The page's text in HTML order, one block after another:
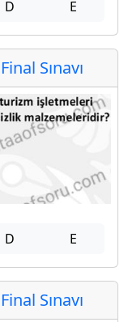
D E
Sınavı
D E
Sınavı